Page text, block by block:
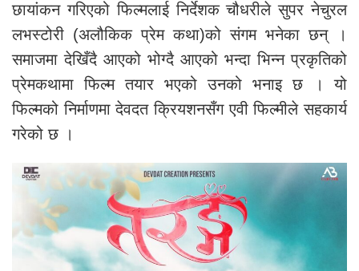
छायांकन गरिएको फिल्मलाई निर्देशक चौधरीले सुपर नेचुरल
लभस्टोरी (अलौकिक प्रेम कथा)को संगम भनेका छन् ।
समाजमा देखिँदै आएको भोग्दै आएको भन्दा भिन्न प्रकृतिको
प्रेमकथामा फिल्म तयार भएको उनको भनाइ छ । यो
फिल्मको निर्माणमा देवदत क्रियशनसँग एवी फिल्मीले सहकार्य
गरेको छ ।